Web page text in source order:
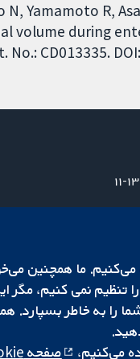
N, Yamamoto R,
volume during
No.: CD013335.
صفحه cookie‌های